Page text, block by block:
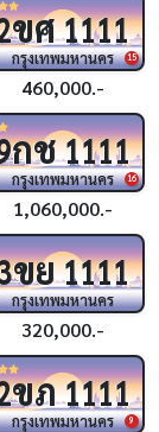
15
ขศ1111
กรุงเทพมหานคร
460,000.-
16
กช1111
กรุงเทพมหานคร
1,060,000.-
ขย1111
กรุงเทพมหานคร
320,000.-
9
ขภ1111
กรุงเทพมหานคร